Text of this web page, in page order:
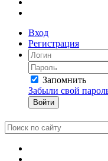
Вход
Регистрация
Запомнить
Забыли свой